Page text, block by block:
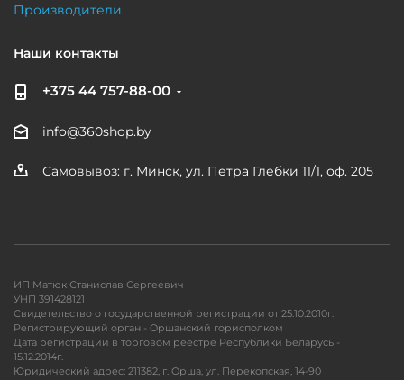
Производители
Наши контакты
+375 44 757-88-00
info@360shop.by
Самовывоз: г. Минск, ул. Петра Глебки 11/1, оф. 205
ИП Матюк Станислав Сергеевич
УНП 391428121
Свидетельство о государственной регистрации от 25.10.2010г.
Регистрирующий орган - Оршанский горисполком
Дата регистрации в торговом реестре Республики Беларусь -
15.12.2014г.
Юридический адрес: 211382, г. Орша, ул. Перекопская, 14-90